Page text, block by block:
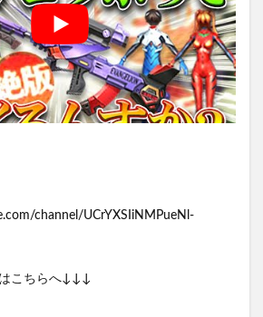
channel/UCrYXSIiNMPueNl-
こちらへ↓↓↓